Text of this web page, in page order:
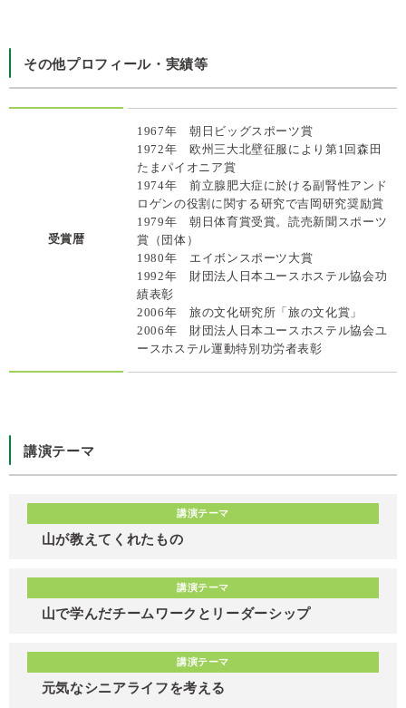
その他プロフィール・実績等
受賞暦
1967年 朝日ビッグスポーツ賞
1972年 欧州三大北壁征服により第1回森田
たまパイオニア賞
1974年 前立腺肥大症に於ける副腎性アンド
ロゲンの役割に関する研究で吉岡研究奨励賞
1979年 朝日体育賞受賞。読売新聞スポーツ
賞（団体）
1980年 エイボンスポーツ大賞
1992年 財団法人日本ユースホステル協会功
績表彰
2006年 旅の文化研究所「旅の文化賞」
2006年 財団法人日本ユースホステル協会ユ
ースホステル運動特別功労者表彰
講演テーマ
講演テーマ
山が教えてくれたもの
講演テーマ
山で学んだチームワークとリーダーシップ
講演テーマ
元気なシニアライフを考える